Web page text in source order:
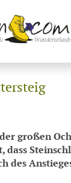
großen
dass
des